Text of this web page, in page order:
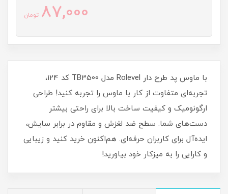
87,000 تومان
با ماوس پد طرح دار Rolevel مدل TB3500 کد 124،
تجربه‌ای متفاوت از کار با ماوس را تجربه کنید! طراحی
ارگونومیک و کیفیت ساخت بالا برای راحتی بیشتر
دست‌های شما. سطح ضد لغزش و مقاوم در برابر سایش،
ایده‌آل برای کاربران حرفه‌ای. هم‌اکنون خرید کنید و زیبایی
و کارایی را به میزکار خود بیاورید!